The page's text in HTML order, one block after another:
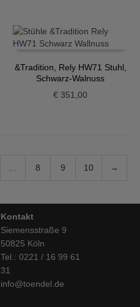
€ 310,00€
&Tradition, Rely HW71 Stuhl,
Schwarz-Walnuss
€ 351,00
8 9 10 →
Kontakt
Siemensstraße 9
50825 Köln
Tel.: 0221 / 16 99 61
31
info@toendel.de